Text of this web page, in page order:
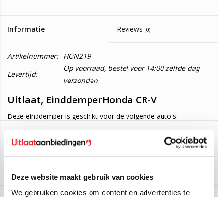
Deze website maakt gebruik van cookies
We gebruiken cookies om content en advertenties te
Informatie Reviews (0)
Artikelnummer: HON219
Levertijd:
Op voorraad, bestel voor 14:00 zelfde dag
verzonden
Uitlaat, EinddemperHonda CR-V
Deze einddemper is geschikt voor de volgende auto's:
2012)
Mocht u verder nog vragen hebben dan horen we het graag!
Montagematerialen kunt u bovenaan bij bestellen!
Edex